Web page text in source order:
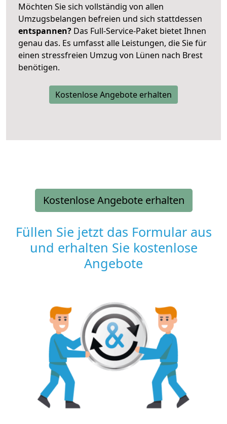
Möchten Sie sich vollständig von allen
Umzugsbelangen befreien und sich stattdessen
entspannen? Das Full-Service-Paket bietet Ihnen
genau das. Es umfasst alle Leistungen, die Sie für
einen stressfreien Umzug von Lünen nach Brest
benötigen.
Kostenlose Angebote erhalten
Kostenlose Angebote erhalten
Füllen Sie jetzt das Formular aus
und erhalten Sie kostenlose
Angebote